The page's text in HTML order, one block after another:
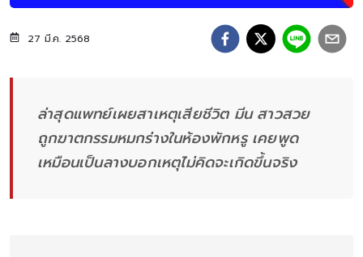
27 มี.ค. 2568
ล่าสุดแพทย์เผยสาเหตุเสียชีวิต มีน สาวสวย
ถูกฆาตกรรมหมกร่างในห้องพักหรู เคยพูด
เหมือนเป็นลางบอกเหตุไม่คิดจะเกิดขึ้นจริง